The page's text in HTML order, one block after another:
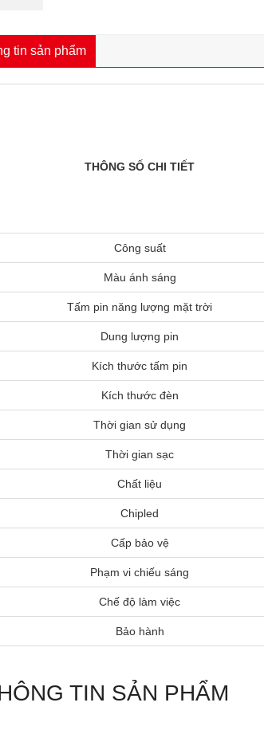
tin sản phẩm
THÔNG SỐ CHI TIẾT
Công suất
Màu ánh sáng
Tấm pin năng lượng mặt trời
Dung lượng pin
Kích thước tấm pin
Kích thước đèn
Thời gian sử dụng
Thời gian sạc
Chất liệu
Chipled
Cấp bảo vệ
Phạm vi chiếu sáng
Chế độ làm việc
Bảo hành
TIN SẢN PHẨM